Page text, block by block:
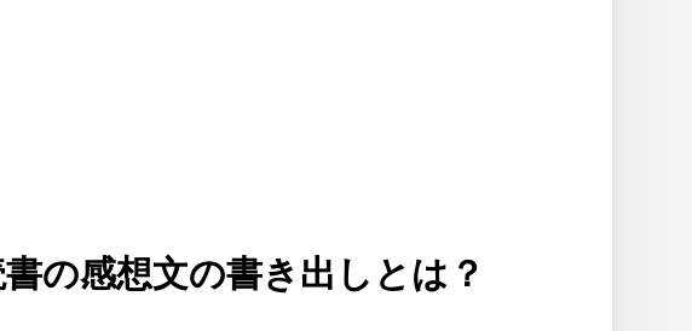
の感想文の書き出しとは？